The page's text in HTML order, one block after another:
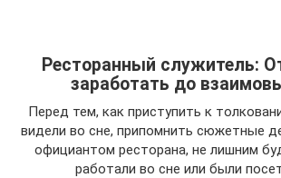
Ресторанный служитель:
заработать до
Перед тем, как приступить к
видели во сне, припомнить сюжетные
официантом ресторана, не лишним
работали во сне или были